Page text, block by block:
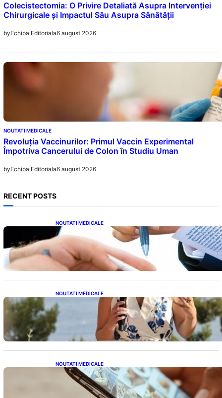
Colecistectomia: O Privire Detaliată Asupra Intervenției
Chirurgicale și Impactul Său Asupra Sănătății
byEchipa Editoriala6 august 2026
NOUTATI MEDICALE
Revoluția Vaccinurilor: Primul Vaccin Experimental
Împotriva Cancerului de Colon în Studiu Uman
byEchipa Editoriala6 august 2026
RECENT POSTS
NOUTATI MEDICALE
Acordul României cu Banca Mondială: O
Analiză Detaliată a Împrumutului și
Condițiilor Impuse
NOUTATI MEDICALE
Nașterea prințesei Eugenie la Lisabona: O
alegere plină de semnificație pentru familia
regală britanică
NOUTATI MEDICALE
Revoluția Bateriilor pentru Telefoane:
Avantaje, Provocări și Viitorul Tehnologiei
Energetice